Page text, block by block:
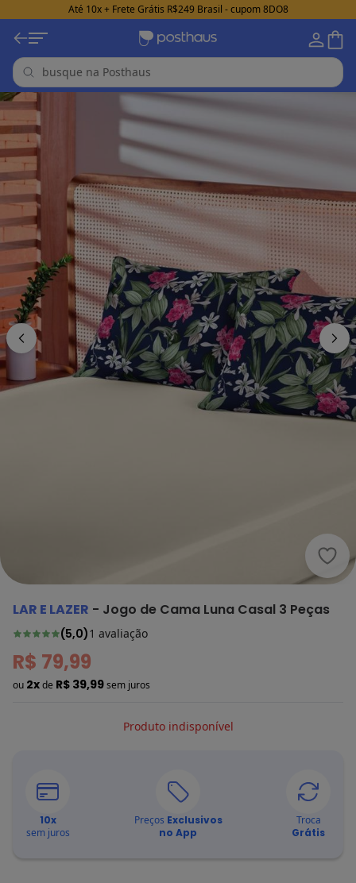
Até 10x + Frete Grátis R$249 Brasil - cupom 8DO8
Lar
LAR E LAZER - Jogo de Cama Luna Casal 3 Peças
(5,0)1 avaliação
R$ 79,99
ou 2xde R$ 39,99sem juros
Produto indisponível
10x
sem juros
Preços Exclusivos
no App
Troca
Grátis